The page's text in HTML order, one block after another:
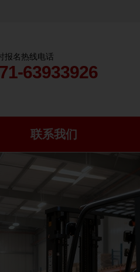
报名热线电话
63933926
联系我们